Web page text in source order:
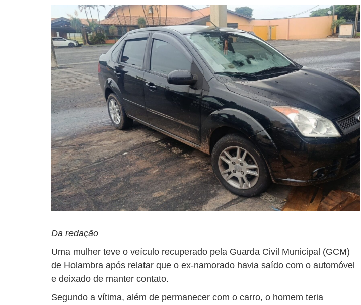
Da redação
Uma mulher teve o veículo recuperado pela Guarda Civil Municipal (GCM)
de Holambra após relatar que o ex-namorado havia saído com o automóvel
e deixado de manter contato.
Segundo a vítima, além de permanecer com o carro, o homem teria
Fernando Capato assume
presidência de conselho
estadual ligado ao turismo
Caminhão furtado é
recuperado em área rural
entre Holambra e Mogi Mirim
Assista aos melhores
momentos do desfile de rua
em Holambra